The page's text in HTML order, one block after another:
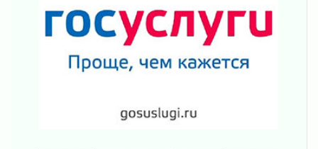
За сутки в Ленинградской области
ликвидировали 10 пожаров
Клюква наливается, но в корзинку пока не
Строительные компании Ленобласти